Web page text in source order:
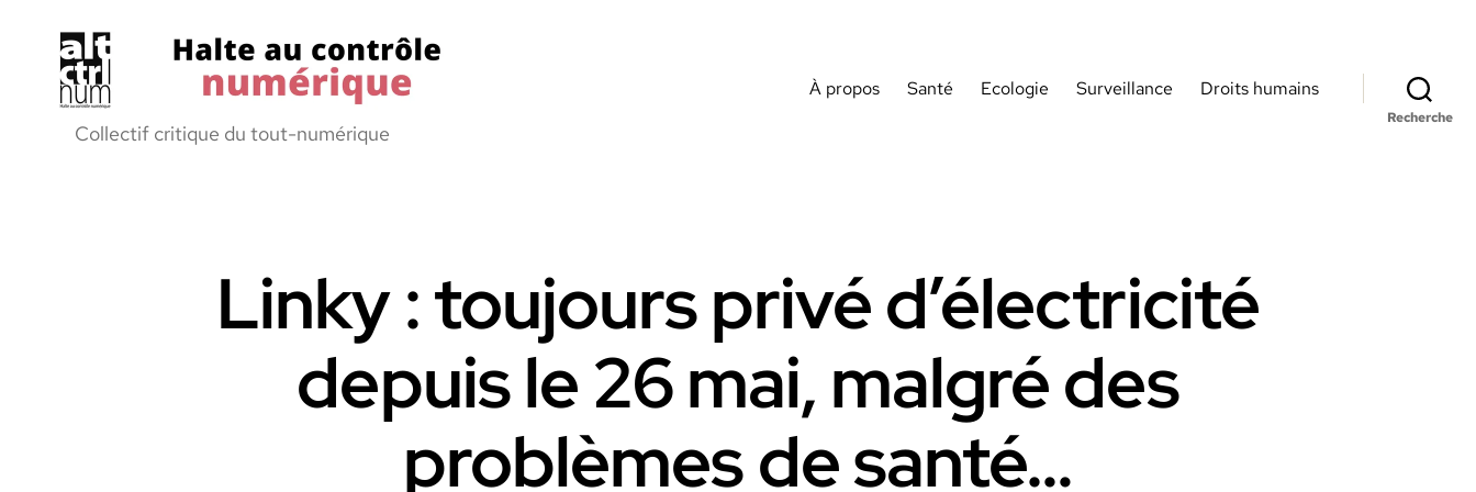
Halte
Collectif critique du tout-numérique
À propos Santé Ecologie Surveillance Droits humains
Recherche
Linky : toujours privé d’électricité
depuis le 26 mai, malgré des
problèmes de santé…